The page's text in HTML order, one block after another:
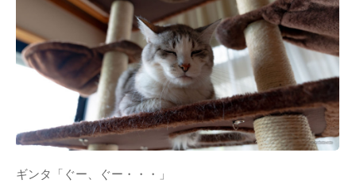
ギンタ「ぐー、ぐー・・・」